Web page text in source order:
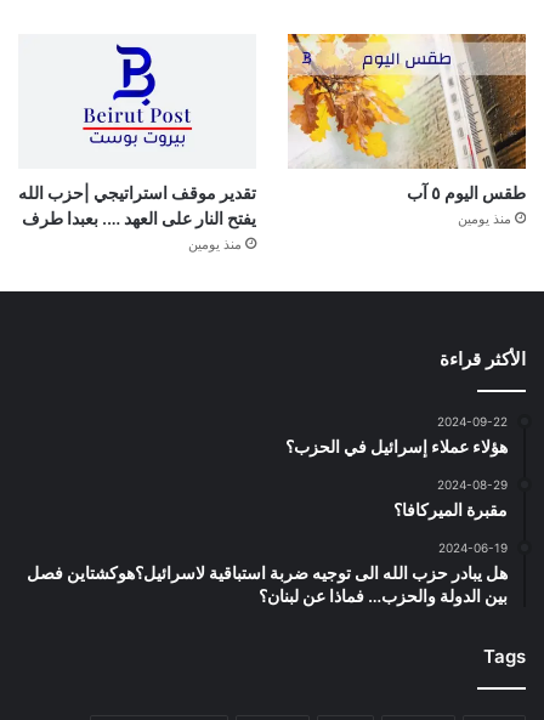
طقس اليوم ٥ آب
منذ يومين
تقدير موقف استراتيجي |حزب الله
يفتح النار على العهد …. بعبدا طرف
منذ يومين
الأكثر قراءة
2024-09-22
هؤلاء عملاء إسرائيل في الحزب؟
2024-08-29
مقبرة الميركافا؟
2024-06-19
هل يبادر حزب الله الى توجيه ضربة استباقية لاسرائيل؟هوكشتاين فصل
بين الدولة والحزب… فماذا عن لبنان؟
Tags